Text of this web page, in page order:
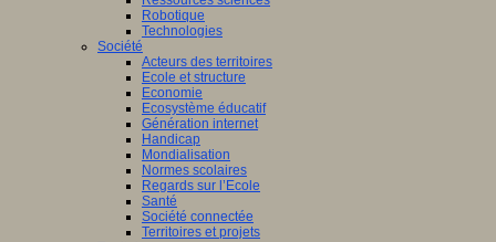
Robotique
Technologies
Société
Acteurs des territoires
Ecole et structure
Economie
Ecosystème éducatif
Génération internet
Handicap
Mondialisation
Normes scolaires
Regards sur l’Ecole
Santé
Société connectée
Territoires et projets